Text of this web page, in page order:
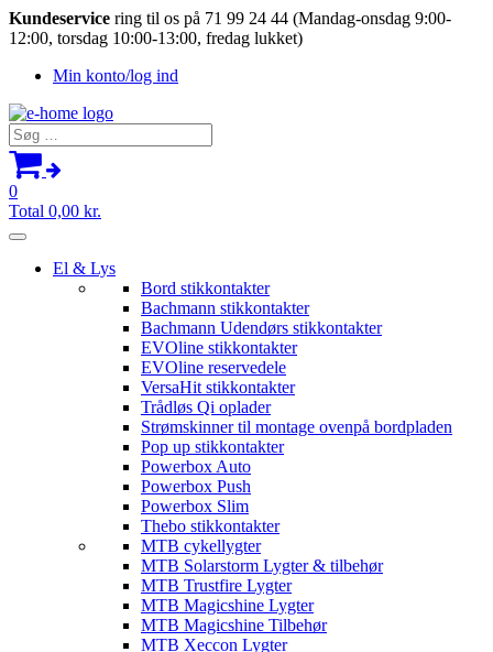
Kundeservice ring til os på 71 99 24 44 (Mandag-onsdag 9:00-
12:00, torsdag 10:00-13:00, fredag lukket)
Min konto/log ind
Søg
efter:
0
Total 0,00 kr.
El & Lys
Bord stikkontakter
Bachmann stikkontakter
Bachmann Udendørs stikkontakter
EVOline stikkontakter
EVOline reservedele
VersaHit stikkontakter
Trådløs Qi oplader
Strømskinner til montage ovenpå bordpladen
Pop up stikkontakter
Powerbox Auto
Powerbox Push
Powerbox Slim
Thebo stikkontakter
MTB cykellygter
MTB Solarstorm Lygter & tilbehør
MTB Trustfire Lygter
MTB Magicshine Lygter
MTB Magicshine Tilbehør
MTB Xeccon Lygter